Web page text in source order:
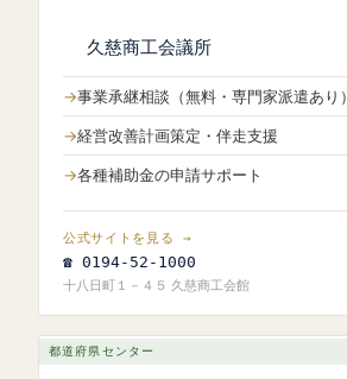
久慈商工会議所
事業承継相談（無料・専門家派遣あり）
経営改善計画策定・伴走支援
各種補助金の申請サポート
公式サイトを見る →
☎ 0194-52-1000
十八日町１－４５ 久慈商工会館
都道府県センター